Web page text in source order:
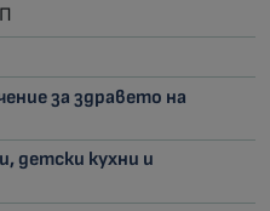
за здравето на
детски кухни и